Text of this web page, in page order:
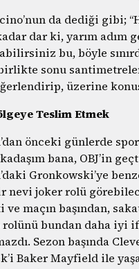
da dediği gibi;
dar ki, yarım adım
bu, böyle
sonu
üzerine
Teslim Etmek
önceki günlerde
bana, OBJ’in
Gronkowski’ye
nevi joker rolü
maçın başından,
bundan daha iyi
Sezon başında
Baker Mayfield ile